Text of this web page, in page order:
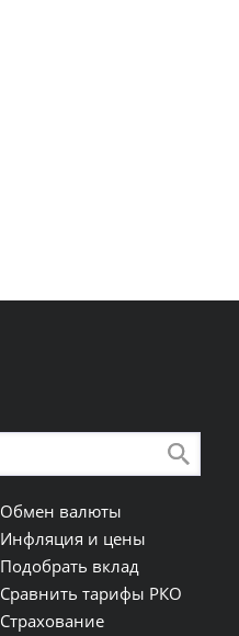
Обмен валюты
Инфляция и цены
Подобрать вклад
Сравнить тарифы РКО
Страхование